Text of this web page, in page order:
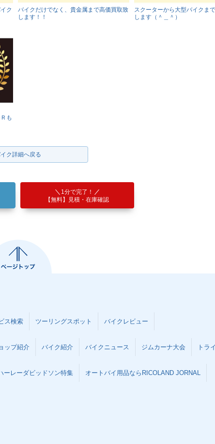
ク
バイクだけでなく、貴金属まで高価買取致
します！！
スクーターから大型バイクま
します（＾＿＾）
も
ク詳細へ戻る
1分で完了！
【無料】見積・在庫確認
ス検索 ツーリングスポット バイクレビュー
ップ紹介 バイク紹介 バイクニュース ジムカーナ大会 トラ
ーレーダビッドソン特集 オートバイ用品ならRICOLAND JORNAL